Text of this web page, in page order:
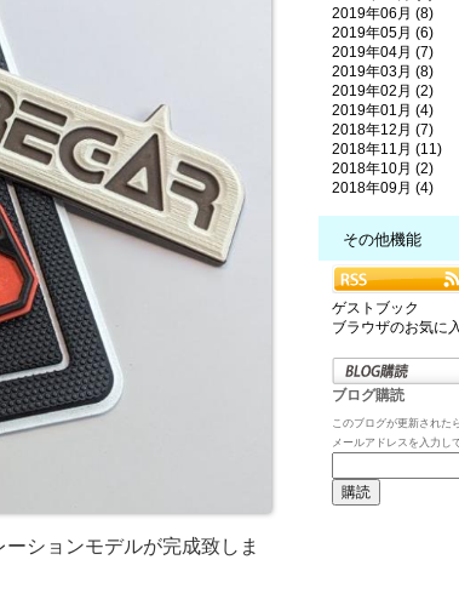
ションモデルが完成致しま
2019年06月 (8)
2019年05月 (6)
2019年04月 (7)
2019年03月 (8)
2019年02月 (2)
2019年01月 (4)
2018年12月 (7)
2018年11月 (11)
2018年10月 (2)
2018年09月 (4)
その他機能
ゲストブック
ブラウザのお気に
ブログ購読
このブログが更新された
メールアドレスを入力し